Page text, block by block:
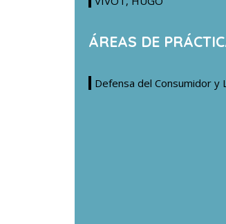
ÁREAS DE
Defensa del Consumidor y